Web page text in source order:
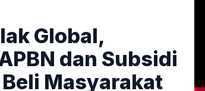
Global,
dan Subsidi
Masyarakat